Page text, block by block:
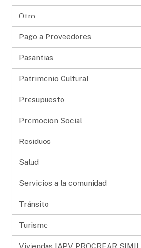
Otro
Pago a Proveedores
Pasantias
Patrimonio Cultural
Presupuesto
Promocion Social
Residuos
Salud
Servicios a la comunidad
Tránsito
Turismo
Viviendas IAPV PROCREAR SIMIL